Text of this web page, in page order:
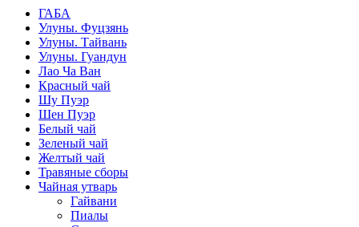
ГАБА
Улуны. Фуцзянь
Улуны. Тайвань
Улуны. Гуандун
Лао Ча Ван
Красный чай
Шу Пуэр
Шен Пуэр
Белый чай
Зеленый чай
Желтый чай
Травяные сборы
Чайная утварь
Гайвани
Пиалы